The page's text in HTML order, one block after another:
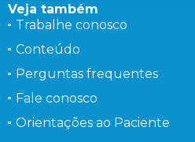
Veja também
Trabalhe conosco
Conteúdo
Perguntas frequentes
Fale conosco
Orientações ao Paciente